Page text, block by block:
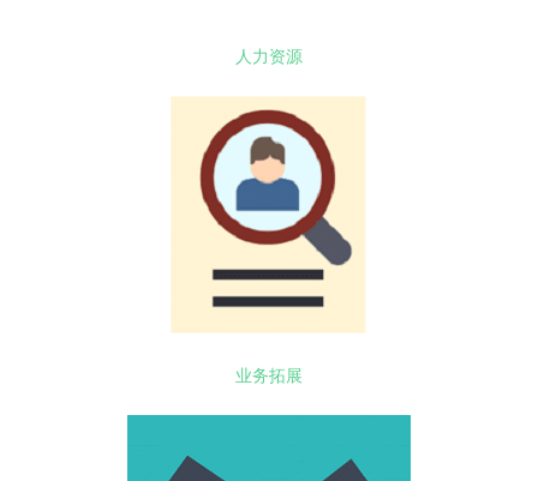
人力资源
业务拓展